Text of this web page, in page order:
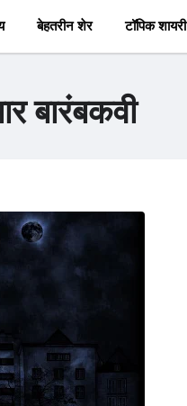
बेहतरीन शेर टॉपिक शायरी
बारंबकवी